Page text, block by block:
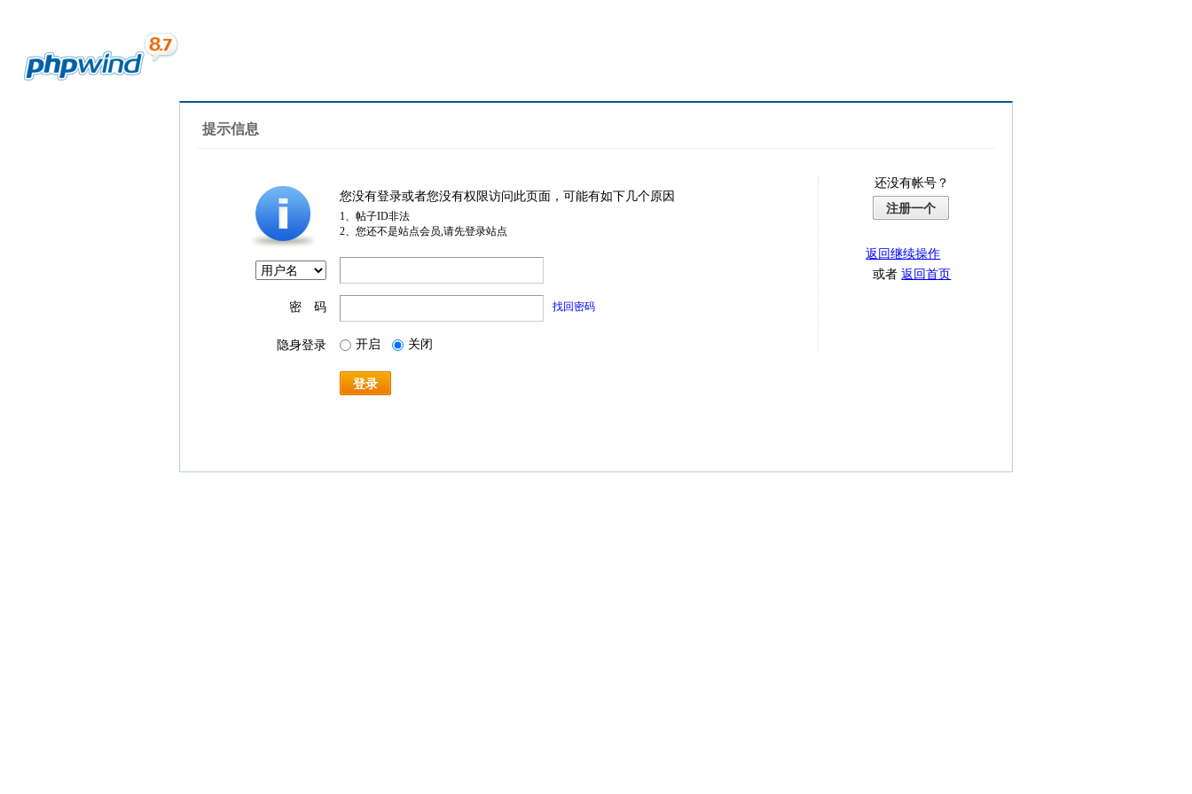
提示信息
您没有登录或者您没有权限访问此页面，可能有如下几个原因
1、帖子ID非法
2、您还不是站点会员,请先登录站点
密 码 找回密码
隐身登录 开启 关闭
登录
还没有帐号？
注册一个
返回继续操作
或者返回首页